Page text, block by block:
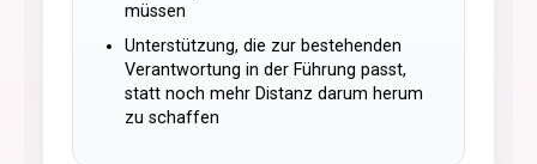
müssen
Unterstützung, die zur bestehenden
Verantwortung in der Führung passt,
statt noch mehr Distanz darum herum
zu schaffen